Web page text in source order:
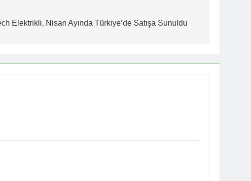
Elektrikli, Nisan Ayında Türkiye’de Satışa Sunuldu